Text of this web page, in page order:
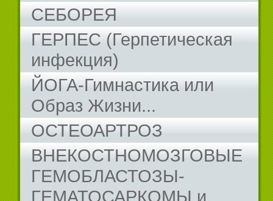
СЕБОРЕЯ
ГЕРПЕС (Герпетическая
инфекция)
ЙОГА-Гимнастика или
Образ Жизни...
ОСТЕОАРТРОЗ
ВНЕКОСТНОМОЗГОВЫЕ
ГЕМОБЛАСТОЗЫ-
ГЕМАТОСАРКОМЫ и